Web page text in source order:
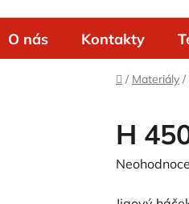
O nás Kontakty
Domů
/ Materiály /
H
Průměrné